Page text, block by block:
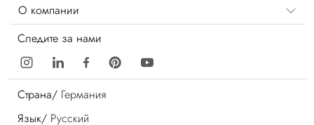
О компании
Следите за нами
Страна/ Германия
Язык/ Русский